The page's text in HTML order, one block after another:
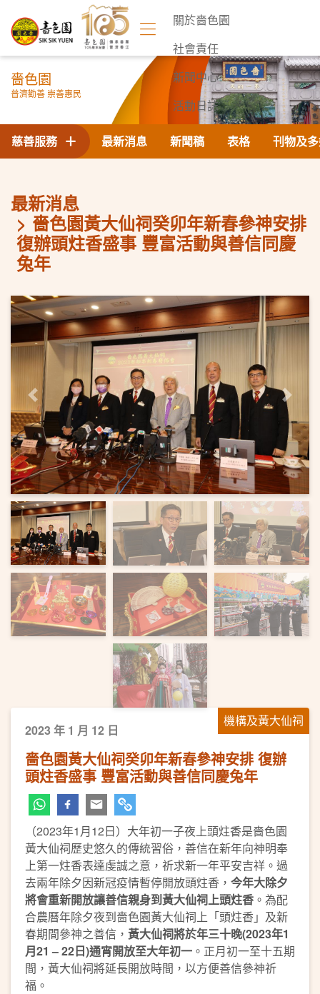
關於嗇色園
社會責任
新聞中心
活動日誌
聯絡我們
嗇色園
普濟勸善 崇善惠民
最新消息 新聞稿 表格 刊物及
慈善服務
最新消息
嗇色園黃大仙祠癸卯年新春參神安排
復辦頭炷香盛事 豐富活動與善信同慶
兔年
上一頁 下一頁
機構及黃大仙祠
2023 年 1 月 12 日
嗇色園黃大仙祠癸卯年新春參神安排 復辦
頭炷香盛事 豐富活動與善信同慶兔年
（2023年1月12日）大年初一子夜上頭炷香是嗇色園
黃大仙祠歷史悠久的傳統習俗，善信在新年向神明奉
上第一炷香表達虔誠之意，祈求新一年平安吉祥。過
去兩年除夕因新冠疫情暫停開放頭炷香， 今年大除夕
將會重新開放讓善信親身到黃大仙祠上頭炷香 。為配
合農曆年除夕夜到嗇色園黃大仙祠上「頭炷香」及新
春期間參神之善信， 黃大仙祠將於年三十晚(2023年1
月21 – 22日)通宵開放至大年初一 。正月初一至十五期
間，黃大仙祠將延長開放時間，以方便善信參神祈
福。